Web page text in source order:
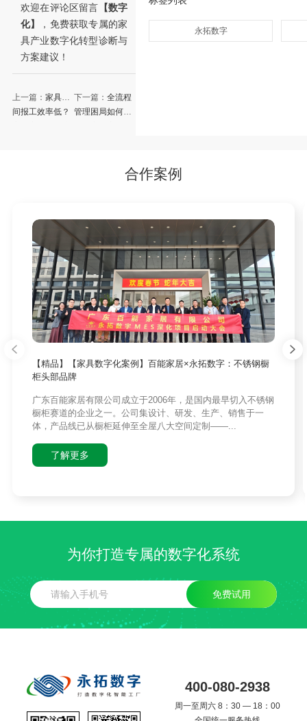
欢迎在评论区留言 【数字
化】
，免费获取专属的家
具产业数字化转型诊断与
方案建议！
上一篇： 家具车
间报工效率低？
下一篇： 全流程
管理困局如何
永拓数字
合作案例
【精品】【家具数字化案例】百能家居×永拓数字：不锈钢橱
柜头部品牌
广东百能家居有限公司成立于2006年，是国内最早切入不锈钢
橱柜赛道的企业之一。公司集设计、研发、生产、销售于一
体，产品线已从橱柜延伸至全屋八大空间定制——...
了解更多
为你打造专属的数字化系统
免费试用
400-080-2938
周一至周六 8：30 — 18：00